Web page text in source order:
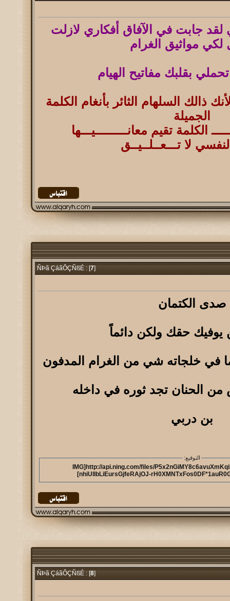
لقد جابت في الآفاق أفكاري لازلت
لكي مواثيق الغرام
بقلبك مفاتيح الهيام
ذالك السلهام الثائر بأنغام الكلمة
الجميلة
الكلمة تقيم معانـــــــــيـــها
لا تـــعــلــيــق
ÑÞã ÇáãÔÇÑßÉ : [
7]
صدى الكتمان
يوفيك حقك ولكن دائماً
في خلجاته شي من الغرام المدفون
الحنان تجد ثوره في داخله
بن دربي
التوقيع:
[IMG]http://api.ning.com/files/
nhiUlIbLiEursGjfeRAjOJ-
ÑÞã ÇáãÔÇÑßÉ : [
8]